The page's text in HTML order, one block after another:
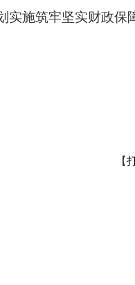
实施筑牢坚实财政保
【